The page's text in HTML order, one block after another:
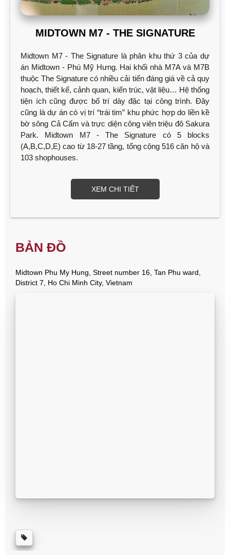
MIDTOWN M7 - THE SIGNATURE
Midtown M7 - The Signature là phân khu thứ 3 của dự
án Midtown - Phú Mỹ Hưng. Hai khối nhà M7A và M7B
thuộc The Signature có nhiều cải tiến đáng giá về cả quy
hoạch, thiết kế, cảnh quan, kiến trúc, vật liệu… Hệ thống
tiện ích cũng được bố trí dày đặc tại công trình. Đây
cũng là dự án có vị trí “trái tim” khu phức hợp do liền kề
bờ sông Cả Cấm và trực diện công viên triệu đô Sakura
Park. Midtown M7 - The Signature có 5 blocks
(A,B,C,D,E) cao từ 18-27 tầng, tổng cộng 516 căn hộ và
103 shophouses.
XEM CHI TIẾT
BẢN ĐỒ
Midtown Phu My Hung, Street number 16, Tan Phu ward,
District 7, Ho Chi Minh City, Vietnam